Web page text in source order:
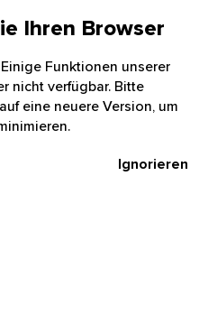
Ihren Browser
Funktionen unserer
nicht verfügbar. Bitte
eine neuere Version, um
Ignorieren